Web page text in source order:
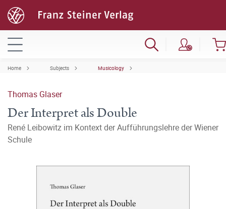
Home Subjects Musicology
Thomas Glaser
Der Interpret als Double
René Leibowitz im Kontext der Aufführungslehre der Wiener
Schule